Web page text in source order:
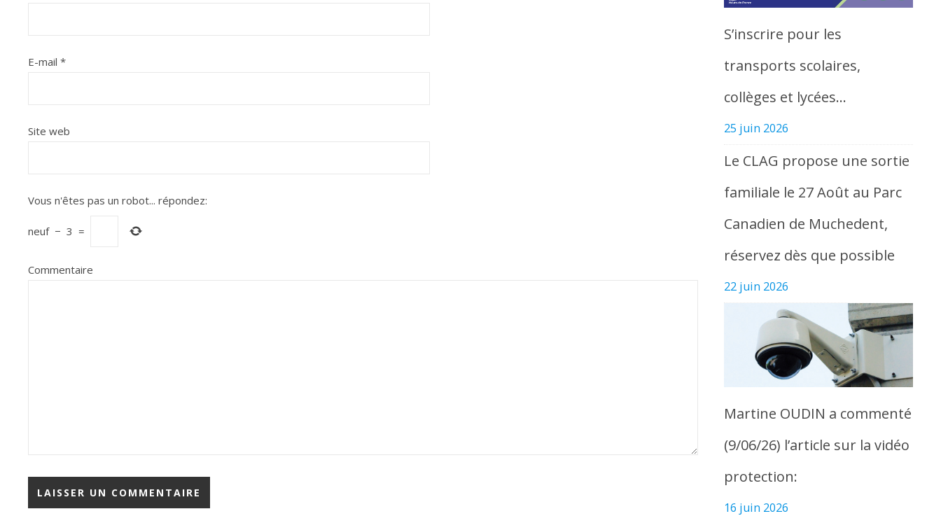
E-mail *
Site web
Vous n'êtes pas un robot... répondez:
neuf − 3 =
Commentaire
S’inscrire pour les
transports scolaires,
collèges et lycées…
25 juin 2026
Le CLAG propose une sortie
familiale le 27 Août au Parc
Canadien de Muchedent,
réservez dès que possible
22 juin 2026
Martine OUDIN a commenté
(9/06/26) l’article sur la vidéo
protection:
16 juin 2026